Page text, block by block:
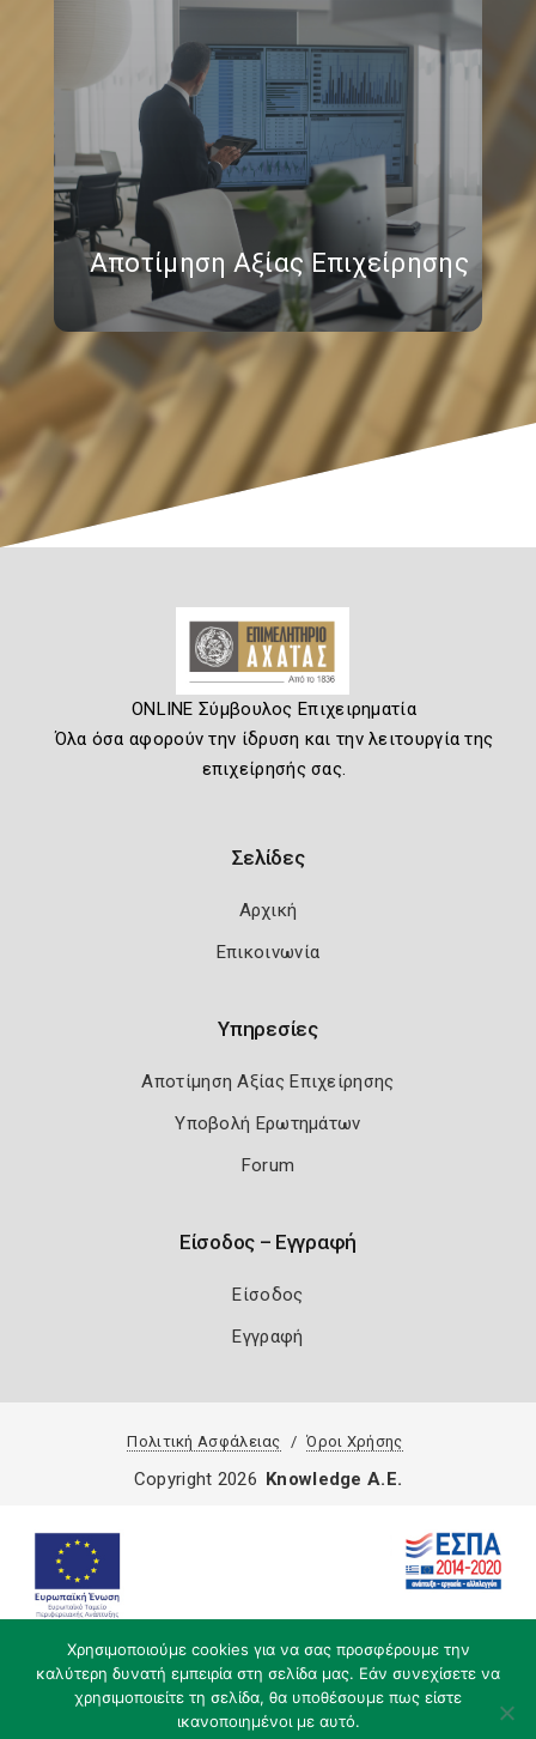
Αποτίμηση Αξίας Επιχείρησης
ONLINE Σύμβουλος Επιχειρηματία
Όλα όσα αφορούν την ίδρυση και την λειτουργία της
επιχείρησής σας.
Σελίδες
Αρχική
Επικοινωνία
Υπηρεσίες
Αποτίμηση Αξίας Επιχείρησης
Υποβολή Ερωτημάτων
Forum
Είσοδος – Εγγραφή
Είσοδος
Εγγραφή
Πολιτική Ασφάλειας Όροι Χρήσης
Χρησιμοποιούμε cookies για να σας προσφέρουμε την
καλύτερη δυνατή εμπειρία στη σελίδα μας. Εάν συνεχίσετε να
χρησιμοποιείτε τη σελίδα, θα υποθέσουμε πως είστε
ικανοποιημένοι με αυτό.
Copyright 2026 Knowledge A.E.